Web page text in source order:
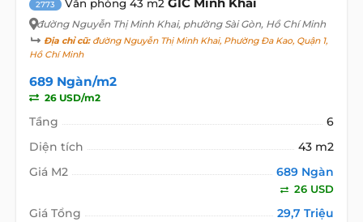
2773 Văn phòng 43 m2
đường Nguyễn Thị Minh Khai, phường Sài Gòn, Hồ Chí Minh
Địa chỉ cũ:đường Nguyễn Thị Minh Khai, Phường Đa Kao, Quận 1,
Hồ Chí Minh
689 Ngàn/m2
26 USD/m2
Tầng
6
Diện tích
43 m2
Giá M2
689 Ngàn
26 USD
Giá Tổng 29,7 Triệu